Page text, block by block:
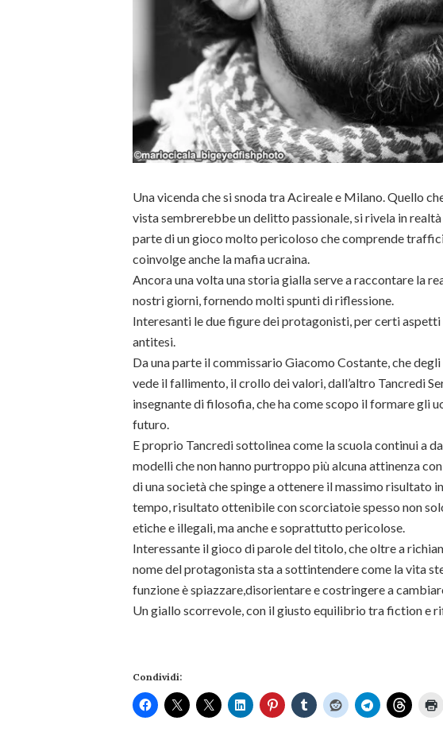
Una vicenda che si snoda tra Acireale e Milano. Quello
vista sembrerebbe un delitto passionale, si rivela in realtà
parte di un gioco molto pericoloso che comprende
coinvolge anche la mafia ucraina.
Ancora una volta una storia gialla serve a raccontare la
nostri giorni, fornendo molti spunti di riflessione.
Interesanti le due figure dei protagonisti, per certi aspetti
antitesi.
Da una parte il commissario Giacomo Costante, che
vede il fallimento, il crollo dei valori, dall’altro Tancredi
insegnante di filosofia, che ha come scopo il formare gli
futuro.
E proprio Tancredi sottolinea come la scuola continui a
modelli che non hanno purtroppo più alcuna attinenza
di una società che spinge a ottenere il massimo risultato
tempo, risultato ottenibile con scorciatoie spesso non
etiche e illegali, ma anche e soprattutto pericolose.
Interessante il gioco di parole del titolo, che oltre a
nome del protagonista sta a sottintendere come la vita
funzione è spiazzare,disorientare e costringere a
Un giallo scorrevole, con il giusto equilibrio tra fiction e
Condividi: